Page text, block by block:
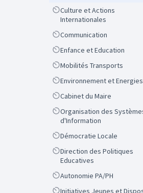
Scope
Culture et Actions
Internationales
ScopeCommunication
ScopeEnfance et Education
ScopeMobilités Transports
ScopeEnvironnement et Energies
ScopeCabinet du Maire
Scope
Organisation des Systèmes
d'Information
ScopeDémocratie Locale
Scope
Direction des Politiques
Educatives
ScopeAutonomie PA/PH
Scope
Initiatives Jeunes et Dispositifs